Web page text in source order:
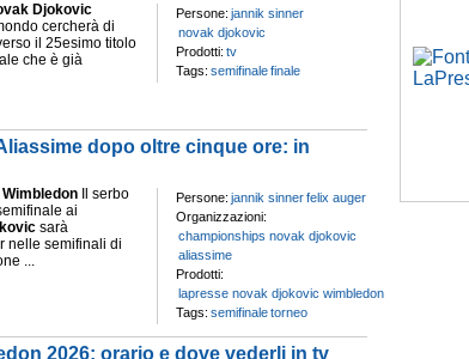
Djokovic
cercherà di
il 25esimo titolo
che è già
Persone: jannik sinner
novak djokovic
Prodotti: tv
Tags: semifinalefinale
dopo oltre cinque ore: in
Wimbledon Il serbo
ai
sarà
nelle semifinali di
...
Persone: jannik sinnerfelix auger
Organizzazioni:
championships novak djokovic
aliassime
Prodotti:
lapresse novak djokovic wimbledon
Tags: semifinaletorneo
2026: orario e dove vederli in tv